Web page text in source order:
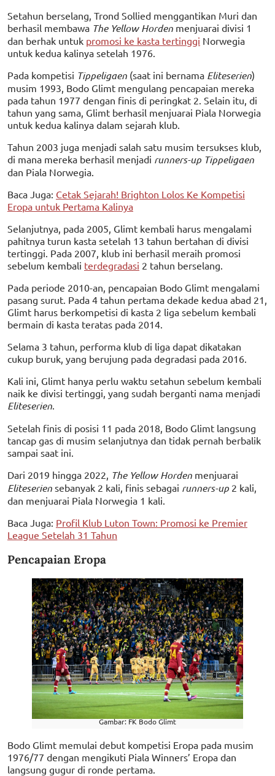
Setahun berselang, Trond Sollied menggantikan Muri dan
berhasil membawa The Yellow Horden menjuarai divisi 1
dan berhak untuk promosi ke kasta tertinggi Norwegia
untuk kedua kalinya setelah 1976.
Pada kompetisi Tippeligaen (saat ini bernama Eliteserien)
musim 1993, Bodo Glimt mengulang pencapaian mereka
pada tahun 1977 dengan finis di peringkat 2. Selain itu, di
tahun yang sama, Glimt berhasil menjuarai Piala Norwegia
untuk kedua kalinya dalam sejarah klub.
Tahun 2003 juga menjadi salah satu musim tersukses klub,
di mana mereka berhasil menjadi runners-up Tippeligaen
dan Piala Norwegia.
Baca Juga: Cetak Sejarah! Brighton Lolos Ke Kompetisi
Eropa untuk Pertama Kalinya
Selanjutnya, pada 2005, Glimt kembali harus mengalami
pahitnya turun kasta setelah 13 tahun bertahan di divisi
tertinggi. Pada 2007, klub ini berhasil meraih promosi
sebelum kembali terdegradasi 2 tahun berselang.
Pada periode 2010-an, pencapaian Bodo Glimt mengalami
pasang surut. Pada 4 tahun pertama dekade kedua abad 21,
Glimt harus berkompetisi di kasta 2 liga sebelum kembali
bermain di kasta teratas pada 2014.
Selama 3 tahun, performa klub di liga dapat dikatakan
cukup buruk, yang berujung pada degradasi pada 2016.
Kali ini, Glimt hanya perlu waktu setahun sebelum kembali
naik ke divisi tertinggi, yang sudah berganti nama menjadi
Eliteserien
Setelah finis di posisi 11 pada 2018, Bodo Glimt langsung
tancap gas di musim selanjutnya dan tidak pernah berbalik
sampai saat ini.
Dari 2019 hingga 2022, The Yellow Horden menjuarai
Eliteserien sebanyak 2 kali, finis sebagai runners-up 2 kali,
dan menjuarai Piala Norwegia 1 kali.
Baca Juga: Profil Klub Luton Town: Promosi ke Premier
League Setelah 31 Tahun
Pencapaian Eropa
Gambar: FK Bodo Glimt
Bodo Glimt memulai debut kompetisi Eropa pada musim
1976/77 dengan mengikuti Piala Winners’ Eropa dan
langsung gugur di ronde pertama.